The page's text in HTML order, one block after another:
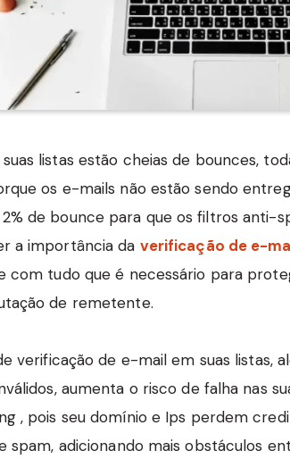
suas listas estão cheias de bounces,
os e-mails não estão sendo
de bounce para que os filtros anti-
a importância da verificação de e-
com tudo que é necessário para
de remetente.
verificação de e-mail em suas listas,
aumenta o risco de falha nas
, pois seu domínio e Ips perdem
spam, adicionando mais obstáculos